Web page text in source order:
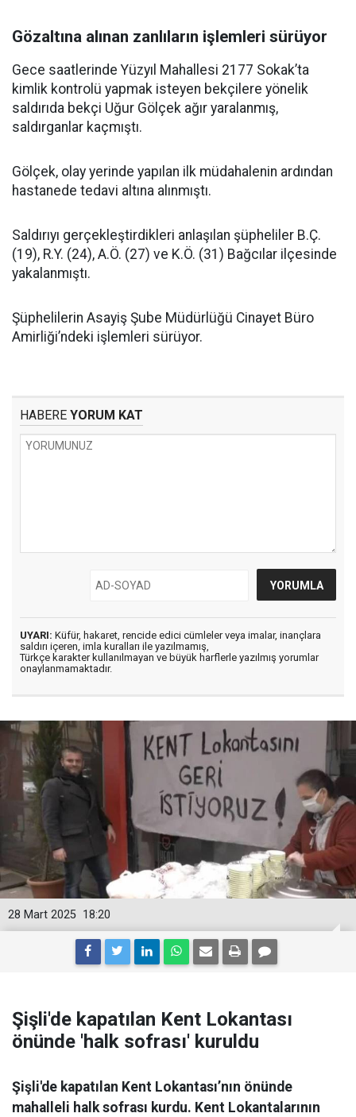
Gözaltına alınan zanlıların işlemleri sürüyor
Gece saatlerinde Yüzyıl Mahallesi 2177 Sokak’ta
kimlik kontrolü yapmak isteyen bekçilere yönelik
saldırıda bekçi Uğur Gölçek ağır yaralanmış,
saldırganlar kaçmıştı.
Gölçek, olay yerinde yapılan ilk müdahalenin ardından
hastanede tedavi altına alınmıştı.
Saldırıyı gerçekleştirdikleri anlaşılan şüpheliler B.Ç.
(19), R.Y. (24), A.Ö. (27) ve K.Ö. (31) Bağcılar ilçesinde
yakalanmıştı.
Şüphelilerin Asayiş Şube Müdürlüğü Cinayet Büro
Amirliği’ndeki işlemleri sürüyor.
HABERE YORUM KAT
UYARI: Küfür, hakaret, rencide edici cümleler veya imalar, inançlara
saldırı içeren, imla kuralları ile yazılmamış,
Türkçe karakter kullanılmayan ve büyük harflerle yazılmış yorumlar
onaylanmamaktadır.
18:20
28 Mart 2025
Şişli'de kapatılan Kent Lokantası
önünde 'halk sofrası' kuruldu
Şişli'de kapatılan Kent Lokantası’nın önünde
mahalleli halk sofrası kurdu. Kent Lokantalarının